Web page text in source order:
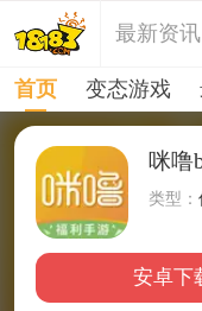
最新资讯
首页 变态游戏
咪噜
类型：
安卓下